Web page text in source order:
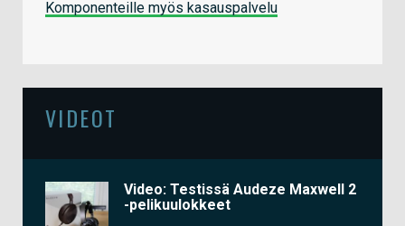
Komponenteille myös kasauspalvelu
VIDEOT
Video: Testissä Audeze Maxwell 2
-pelikuulokkeet